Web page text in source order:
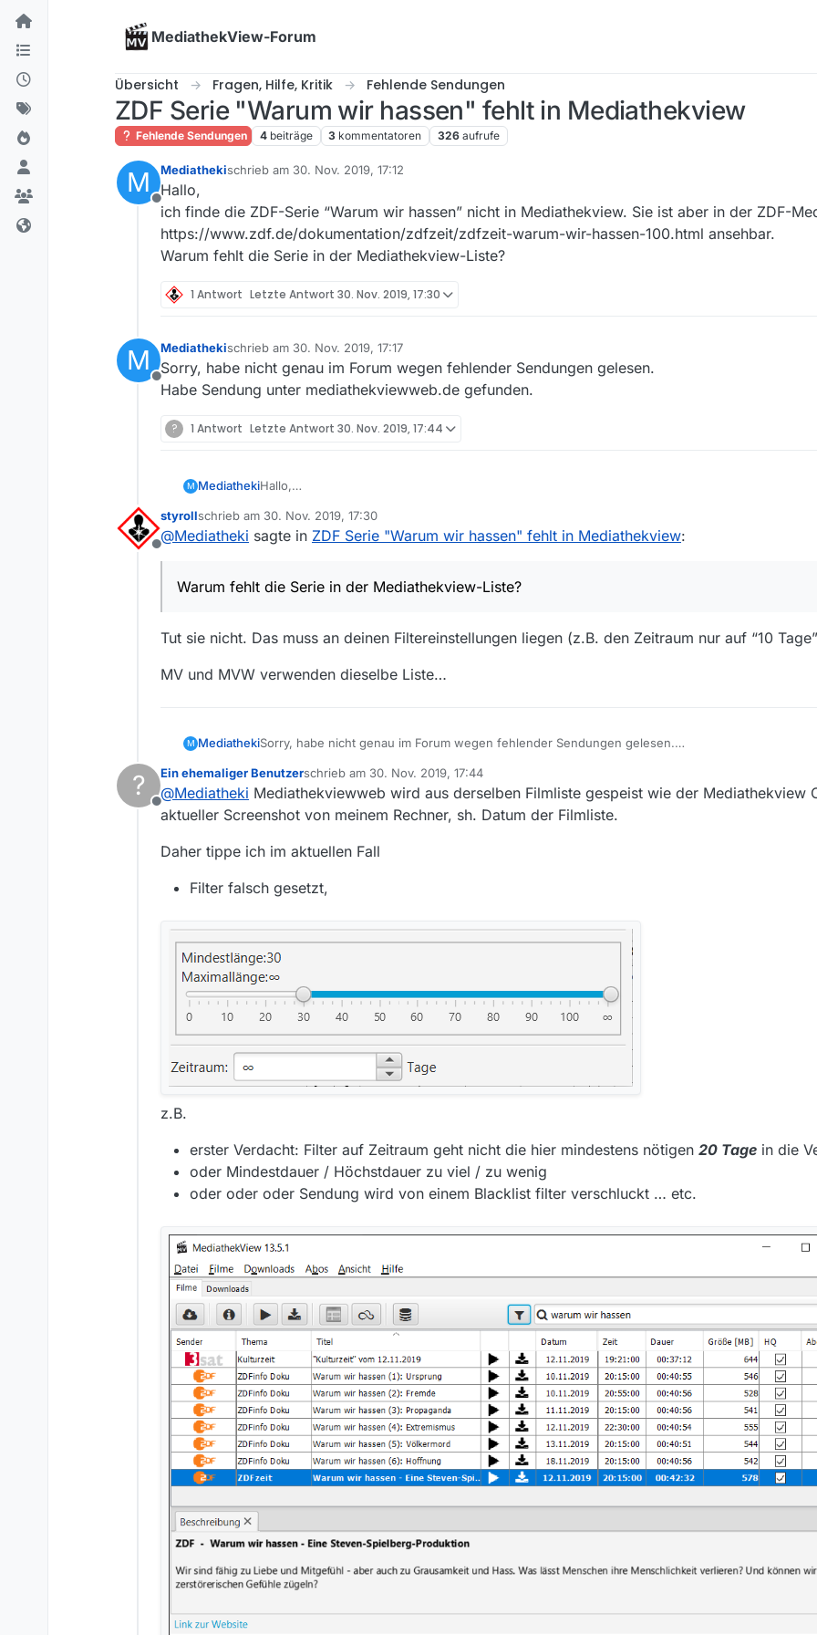
Skip to content
MediathekView-Forum
Übersicht Fragen, Hilfe, Kritik Fehlende Sendungen
ZDF Serie "Warum wir hassen" fehlt in Mediathekview
Fehlende Sendungen 4 beiträge 3 kommentatoren 326 aufrufe
M
Offline
Mediathekischrieb am 30. Nov. 2019, 17:12
zuletzt editiert von
Hallo,
ich finde die ZDF-Serie “Warum wir hassen” nicht in Mediathekview. Sie ist aber in der ZDF-
https://www.zdf.de/dokumentation/zdfzeit/zdfzeit-warum-wir-hassen-100.html ansehbar.
Warum fehlt die Serie in der Mediathekview-Liste?
1 Antwort Letzte Antwort 30. Nov. 2019, 17:30
M
Offline
Mediathekischrieb am 30. Nov. 2019, 17:17
zuletzt editiert von
Sorry, habe nicht genau im Forum wegen fehlender Sendungen gelesen.
Habe Sendung unter mediathekviewweb.de gefunden.
? 1 Antwort Letzte Antwort 30. Nov. 2019, 17:44
M MediathekiHallo,
https://www.zdf.de/dokumentation/zdfzeit/zdfzeit-warum-wir-hassen-100.html ansehbar.
Warum fehlt die Serie in der Mediathekview-Liste?
Offline
styrollschrieb am 30. Nov. 2019, 17:30
zuletzt editiert von
@Mediatheki sagte in ZDF Serie "Warum wir hassen" fehlt in Mediathekview:
Warum fehlt die Serie in der Mediathekview-Liste?
Tut sie nicht. Das muss an deinen Filtereinstellungen liegen (z.B. den Zeitraum nur auf “10
MV und MVW verwenden dieselbe Liste…
M MediathekiSorry, habe nicht genau im Forum wegen fehlender Sendungen gelesen.
?
Offline
Ein ehemaliger Benutzerschrieb am 30. Nov. 2019, 17:44
zuletzt editiert von
@Mediatheki Mediathekviewweb wird aus derselben Filmliste gespeist wie der Mediathekview
aktueller Screenshot von meinem Rechner, sh. Datum der Filmliste.
Daher tippe ich im aktuellen Fall
Filter falsch gesetzt,
z.B.
erster Verdacht: Filter auf Zeitraum geht nicht die hier mindestens nötigen 20 Tage in die
oder Mindestdauer / Höchstdauer zu viel / zu wenig
oder oder oder Sendung wird von einem Blacklist filter verschluckt … etc.